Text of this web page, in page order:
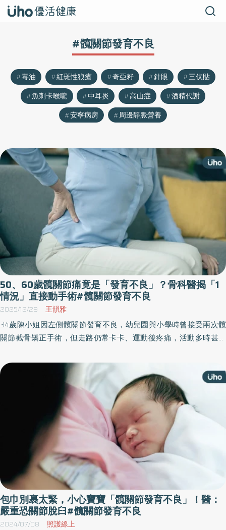
#髖關節發育不良
毒油 紅斑性狼瘡 奇亞籽 針眼
三伏貼
魚刺卡喉嚨
中耳炎 高山症
酒精代謝
安寧病房
周邊靜脈營養
50、60歲髖關節痛竟是「發育不良」？骨科醫揭「1
情況」直接動手術#髖關節發育不良
2025/12/29 王韻雅
34歲陳小姐因左側髖關節發育不良，幼兒園與小學時曾接受兩次髖
關節截骨矯正手術，但走路仍常卡卡、運動後疼痛，活動多時甚至
心壓力沉重。後續，經仁愛長庚合作聯盟醫院大里仁愛醫院評估
後，選擇「微創正前開髖關節置換手術」，術後配合2個月肌力訓
練，已幾乎恢復正常生活。
包巾別裹太緊，小心寶寶「髖關節發育不良」！醫：
嚴重恐關節脫臼#髖關節發育不良
2024/07/08 照護線上